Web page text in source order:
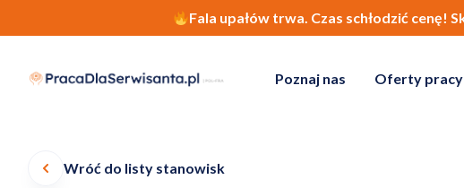
Fala upałów trwa. Czas schłodzić cenę!
Poznaj nas Oferty pracy
Wróć do listy stanowisk